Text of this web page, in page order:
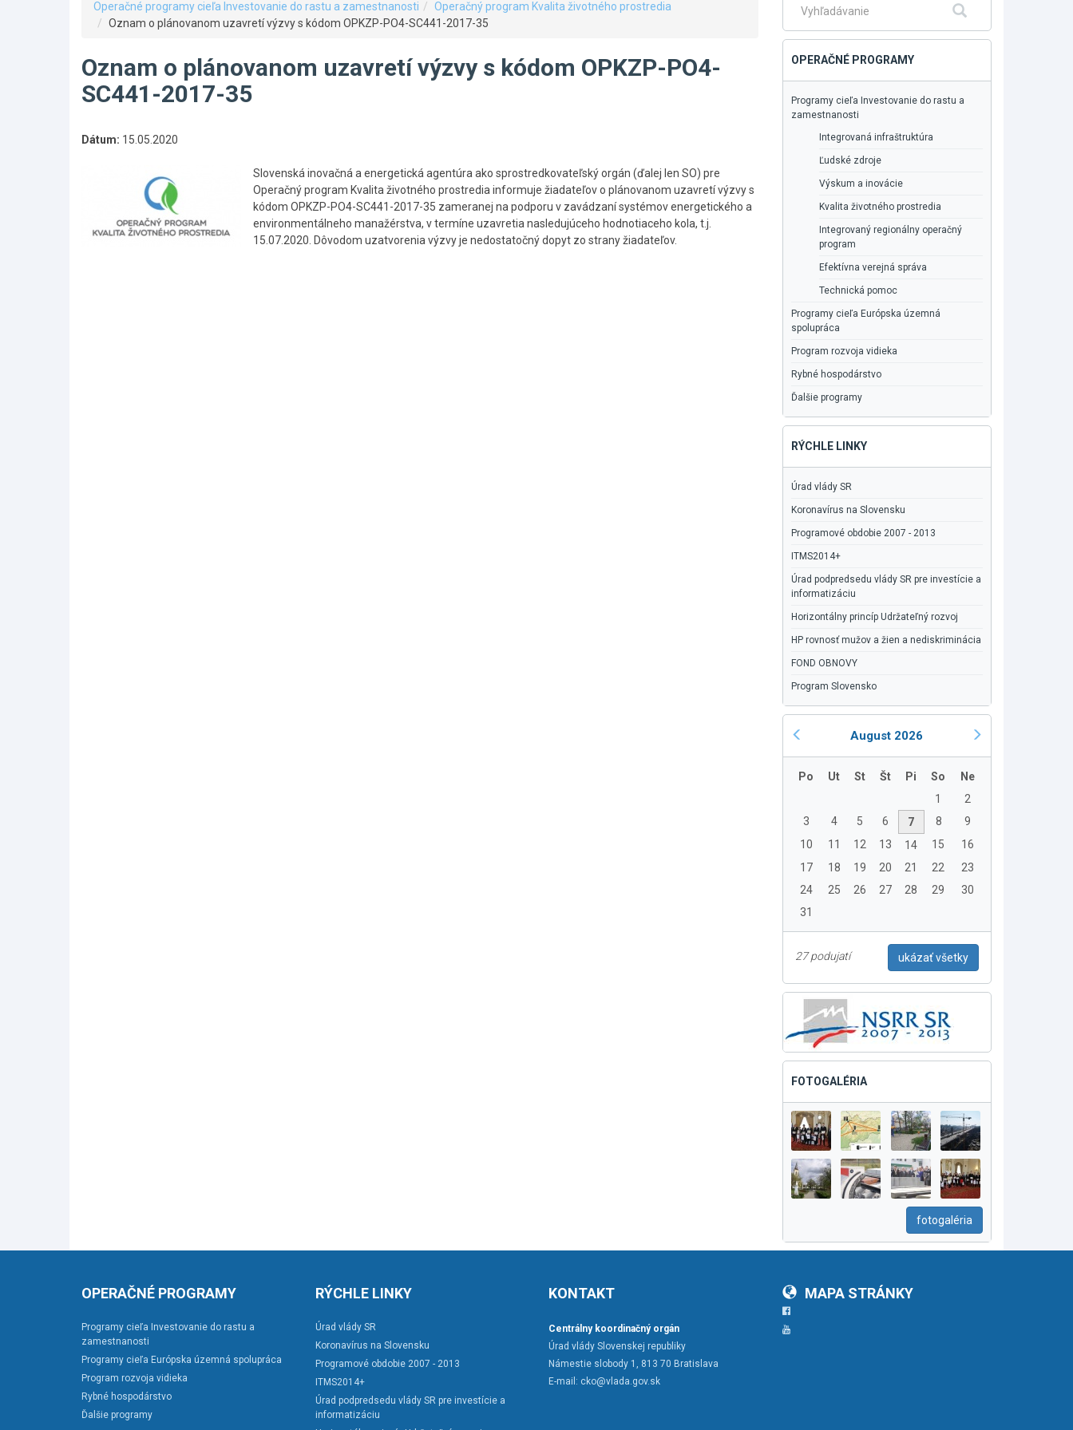
Operačné programy cieľa Investovanie do rastu a zamestnanosti
Operačný program Kvalita životného prostredia
Oznam o plánovanom uzavretí výzvy s kódom OPKZP-PO4-SC441-2017-35
Oznam o plánovanom uzavretí výzvy s kódom OPKZP-PO4-
SC441-2017-35
Dátum: 15.05.2020
Slovenská inovačná a energetická agentúra ako sprostredkovateľský orgán (ďalej len SO) pre
Operačný program Kvalita životného prostredia informuje žiadateľov o plánovanom uzavretí výzvy s
kódom OPKZP-PO4-SC441-2017-35 zameranej na podporu v zavádzaní systémov energetického a
environmentálneho manažérstva, v termíne uzavretia nasledujúceho hodnotiaceho kola, t.j.
15.07.2020. Dôvodom uzatvorenia výzvy je nedostatočný dopyt zo strany žiadateľov.
Fulltextové
OPERAČNÉ PROGRAMY
Programy cieľa Investovanie do rastu a
zamestnanosti
Integrovaná infraštruktúra
Ľudské zdroje
Výskum a inovácie
Kvalita životného prostredia
Integrovaný regionálny operačný
program
Efektívna verejná správa
Technická pomoc
Programy cieľa Európska územná
spolupráca
Program rozvoja vidieka
Rybné hospodárstvo
Ďalšie programy
RÝCHLE LINKY
Úrad vlády SR
Koronavírus na Slovensku
Programové obdobie 2007 - 2013
ITMS2014+
Úrad podpredsedu vlády SR pre investície a
informatizáciu
Horizontálny princíp Udržateľný rozvoj
HP rovnosť mužov a žien a nediskriminácia
FOND OBNOVY
Program Slovensko
August 2026
Po Ut St Št Pi So
Ne
1
2
3
4 5 6 7 8
9
10
11 12 13 14 15
16
17
18 19 20 21 22
23
24
25 26 27 28 29
30
31
27 podujatí ukázať všetky
FOTOGALÉRIA
fotogaléria
OPERAČNÉ PROGRAMY
Programy cieľa Investovanie do rastu a
zamestnanosti
Programy cieľa Európska územná spolupráca
Program rozvoja vidieka
Rybné hospodárstvo
Ďalšie programy
RÝCHLE LINKY
Úrad vlády SR
Koronavírus na Slovensku
Programové obdobie 2007 - 2013
ITMS2014+
Úrad podpredsedu vlády SR pre investície a
informatizáciu
KONTAKT
Centrálny koordinačný orgán
Úrad vlády Slovenskej republiky
Námestie slobody 1, 813 70 Bratislava
E-mail: cko@vlada.gov.sk
MAPA STRÁNKY
Facebook
YouTube